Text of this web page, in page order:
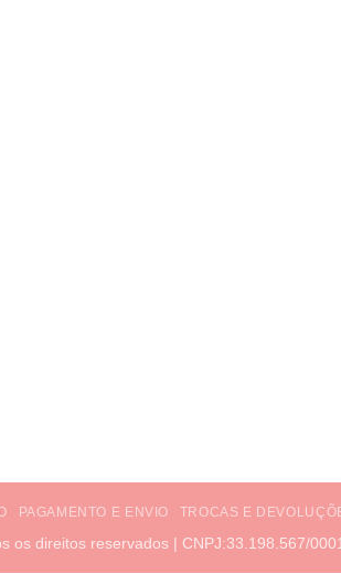
PAGAMENTO E ENVIO TROCAS E
os direitos reservados | CNPJ:33.198.567/